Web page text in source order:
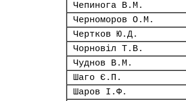
Чепинога В.М.
Черноморов О.М.
Чертков Ю.Д.
Чорновіл Т.В.
Чуднов В.М.
Шаго Є.П.
Шаров І.Ф.